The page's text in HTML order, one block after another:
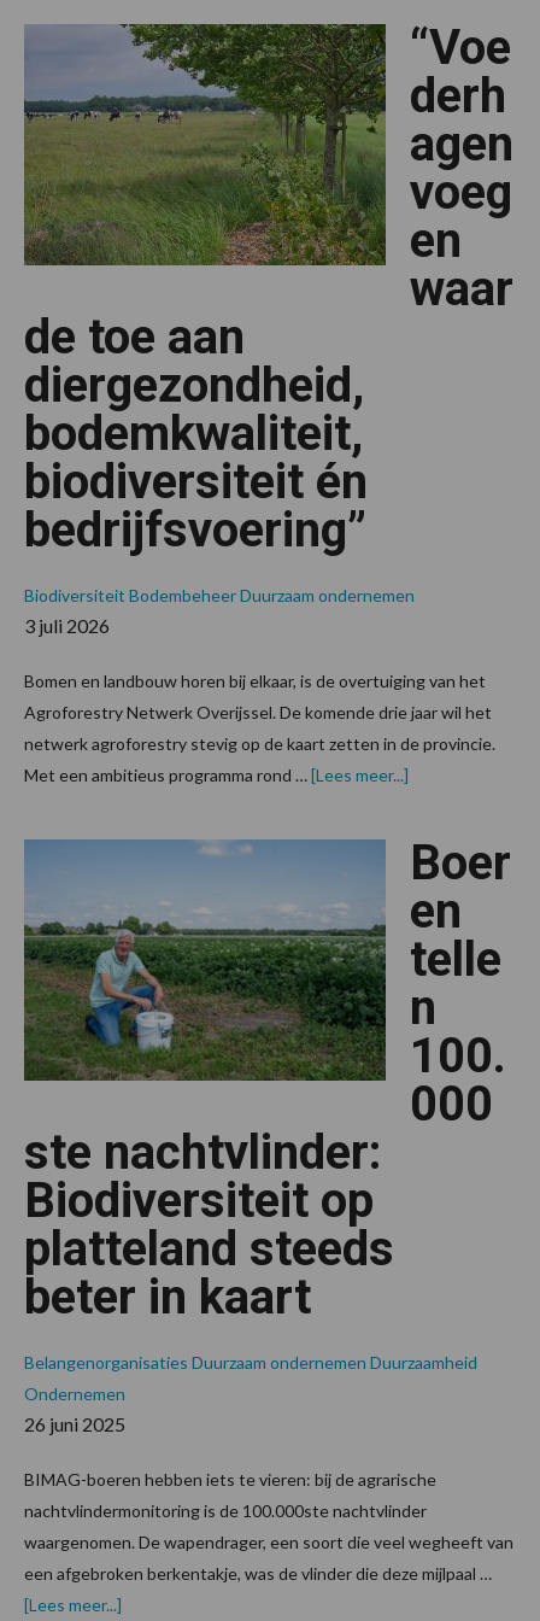
“Voe
derh
agen
voeg
en
waar
de toe aan
diergezondheid,
bodemkwaliteit,
biodiversiteit én
bedrijfsvoering”
Biodiversiteit BodembeheerDuurzaam ondernemen
3 juli 2026
Bomen en landbouw horen bij elkaar, is de overtuiging van het
Agroforestry Netwerk Overijssel. De komende drie jaar wil het
netwerk agroforestry stevig op de kaart zetten in de provincie.
Met een ambitieus programma rond …[Lees meer...]
aan
diergezondheid,
biodiversiteit
én
bedrijfsvoering”
Boer
en
telle
n
100.
000
ste nachtvlinder:
Biodiversiteit op
platteland steeds
beter in kaart
Belangenorganisaties Duurzaam ondernemen Duurzaamheid
Ondernemen
26 juni 2025
BIMAG-boeren hebben iets te vieren: bij de agrarische
nachtvlindermonitoring is de 100.000ste nachtvlinder
waargenomen. De wapendrager, een soort die veel wegheeft van
een afgebroken berkentakje, was de vlinder die deze mijlpaal …
[Lees meer...]